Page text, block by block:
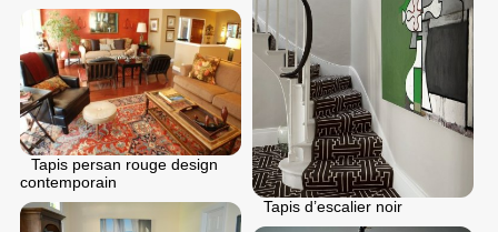
Tapis d’escalier noir
Tapis persan rouge design
contemporain